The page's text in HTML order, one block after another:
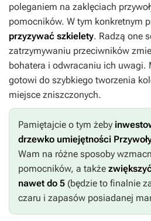
poleganiem na zaklęciach
pomocników. W tym konkretnym
przyzywać szkielety. Radzą one
zatrzymywaniu przeciwników
bohatera i odwracaniu ich uwagi.
gotowi do szybkiego tworzenia
miejsce zniszczonych.
Pamiętajcie o tym żeby
drzewko umiejętności
Wam na różne sposoby
pomocników, a także
nawet do 5 (będzie to finalnie
czaru i zapasów posiadanej